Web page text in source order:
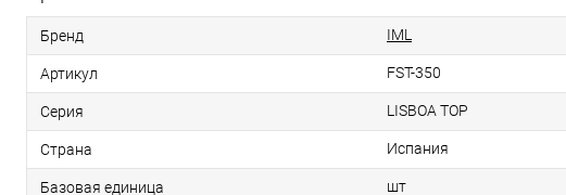
Бренд IML
Артикул FST-350
Серия LISBOA TOP
Страна Испания
Базовая единица шт